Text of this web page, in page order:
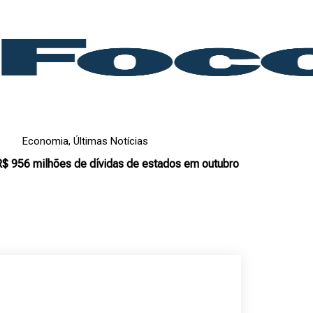
Economia, Últimas Notícias
956 milhões de dívidas de estados em outubro